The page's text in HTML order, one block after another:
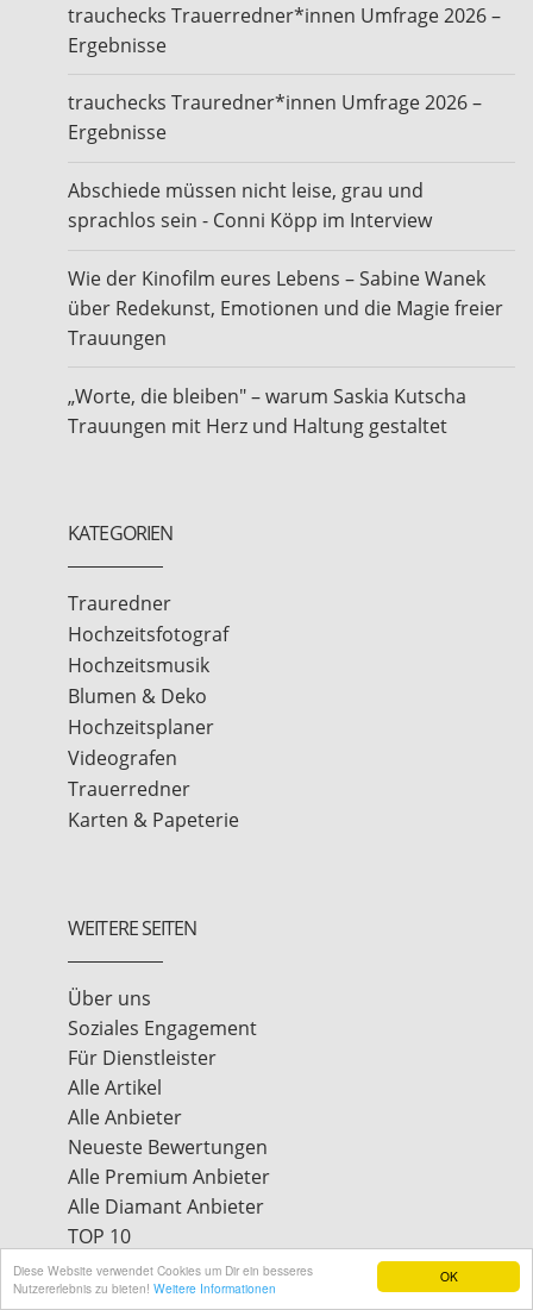
OK
Diese Website verwendet Cookies um Dir ein besseres
Nutzererlebnis zu bieten! Weitere Informationen
trauchecks Trauerredner*innen Umfrage 2026 –
Ergebnisse
trauchecks Trauredner*innen Umfrage 2026 –
Ergebnisse
Abschiede müssen nicht leise, grau und
sprachlos sein - Conni Köpp im Interview
Wie der Kinofilm eures Lebens – Sabine Wanek
über Redekunst, Emotionen und die Magie freier
Trauungen
„Worte, die bleiben" – warum Saskia Kutscha
Trauungen mit Herz und Haltung gestaltet
KATEGORIEN
Trauredner
Hochzeitsfotograf
Hochzeitsmusik
Blumen & Deko
Hochzeitsplaner
Videografen
Trauerredner
Karten & Papeterie
WEITERE SEITEN
Über uns
Soziales Engagement
Für Dienstleister
Alle Artikel
Alle Anbieter
Neueste Bewertungen
Alle Premium Anbieter
Alle Diamant Anbieter
TOP 10